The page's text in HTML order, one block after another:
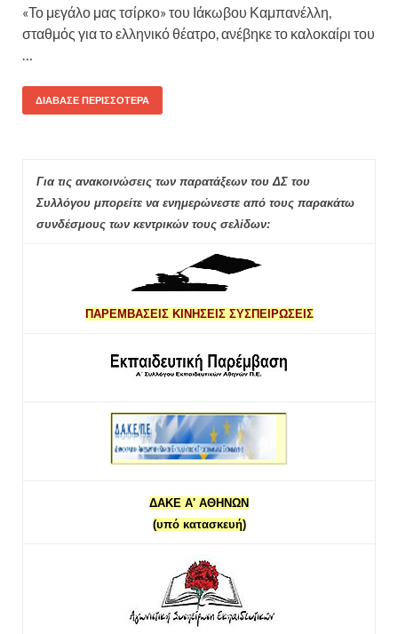
«Το μεγάλο μας τσίρκο» του Ιάκωβου Καμπανέλλη,
σταθμός για το ελληνικό θέατρο, ανέβηκε το καλοκαίρι του
ΔΙΆΒΑΣΕ ΠΕΡΙΣΣΌΤΕΡΑ
Για τις ανακοινώσεις των παρατάξεων του ΔΣ του
Συλλόγου μπορείτε να ενημερώνεστε από τους παρακάτω
συνδέσμους των κεντρικών τους σελίδων:
ΠΑΡΕΜΒΑΣΕΙΣ ΚΙΝΗΣΕΙΣ ΣΥΣΠΕΙΡΩΣΕΙΣ
ΔΑΚΕ Α' ΑΘΗΝΩΝ
(υπό κατασκευή)